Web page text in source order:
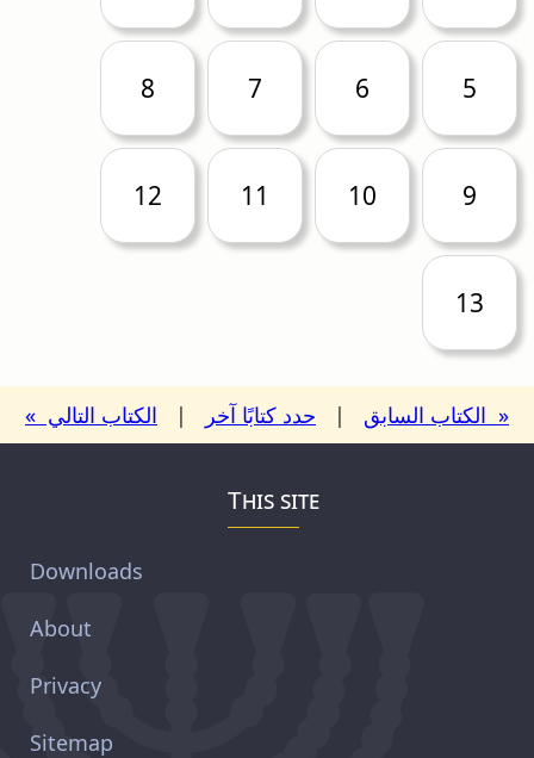
5
6
7
8
9
10
11
12
13
« الكتاب السابق | حدد كتابًا آخر | الكتاب التالي »
This site
Downloads
About
Privacy
Sitemap